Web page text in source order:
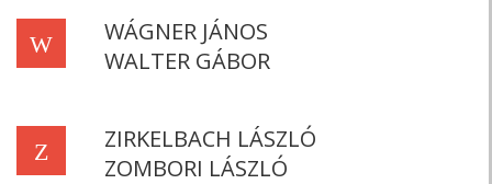
W
WÁGNER JÁNOS
WALTER GÁBOR
Z
ZIRKELBACH LÁSZLÓ
ZOMBORI LÁSZLÓ